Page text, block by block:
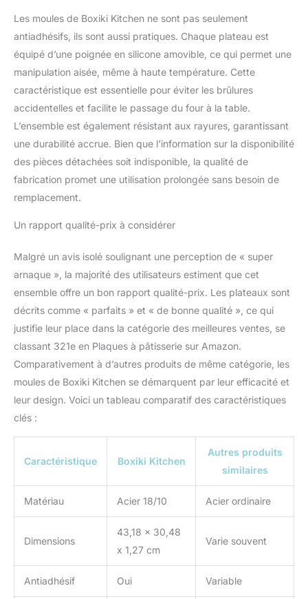
POLYVALENCE
MAXIMALE - Compatible
four, refrigerateur,
congelateur et lave-
vaisselle. Ideal pour
biscuits, pizza, legumes
et viande. Design
empilable pour
rangement compact.
Cadeau cuisine parfait
pour cremaillere ou
mariage par Boxiki
Les moules de Boxiki Kitchen ne sont pas seulement
antiadhésifs, ils sont aussi pratiques. Chaque plateau est
équipé d’une poignée en silicone amovible, ce qui permet une
manipulation aisée, même à haute température. Cette
caractéristique est essentielle pour éviter les brûlures
accidentelles et facilite le passage du four à la table.
L’ensemble est également résistant aux rayures, garantissant
une durabilité accrue. Bien que l’information sur la disponibilité
des pièces détachées soit indisponible, la qualité de
fabrication promet une utilisation prolongée sans besoin de
remplacement.
Un rapport qualité-prix à considérer
Malgré un avis isolé soulignant une perception de « super
arnaque », la majorité des utilisateurs estiment que cet
ensemble offre un bon rapport qualité-prix. Les plateaux sont
décrits comme « parfaits » et « de bonne qualité », ce qui
justifie leur place dans la catégorie des meilleures ventes, se
classant 321e en Plaques à pâtisserie sur Amazon.
Comparativement à d’autres produits de même catégorie, les
moules de Boxiki Kitchen se démarquent par leur efficacité et
leur design. Voici un tableau comparatif des caractéristiques
clés :
Caractéristique Boxiki Kitchen
Autres produits
similaires
Matériau Acier 18/10 Acier ordinaire
Dimensions
43,18 x 30,48
x 1,27 cm
Varie souvent
Antiadhésif Oui Variable